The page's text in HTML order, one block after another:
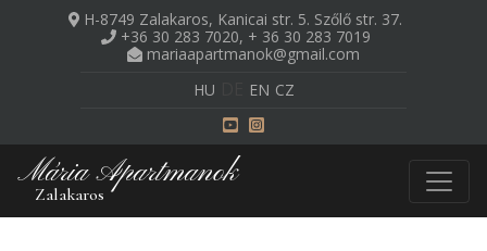
H-8749 Zalakaros, Kanicai str. 5. Szőlő str. 37.
+36 30 283 7020, + 36 30 283 7019
mariaapartmanok@gmail.com
HU
EN CZ
Mária Apartmanok
Zalakaros